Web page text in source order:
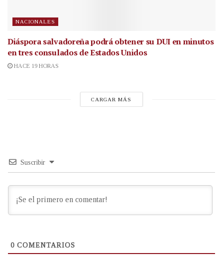
NACIONALES
Diáspora salvadoreña podrá obtener su DUI en minutos
en tres consulados de Estados Unidos
HACE 19 HORAS
CARGAR MÁS
Suscribir
0 COMENTARIOS